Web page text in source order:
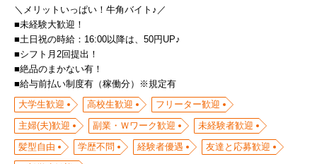
＼メリットいっぱい！牛角バイト♪／
■未経験大歓迎！
■土日祝の時給：16:00以降は、50円UP♪
■シフト月2回提出！
■絶品のまかない有！
■給与前払い制度有（稼働分）※規定有
大学生歓迎
高校生歓迎
フリーター歓迎
主婦(夫)歓迎
副業・Ｗワーク歓迎
未経験者歓迎
髪型自由
学歴不問 経験者優遇
友達と応募歓迎